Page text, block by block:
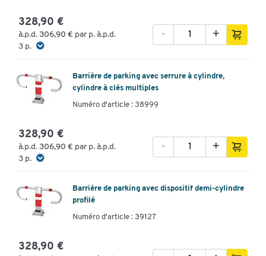
328,90 €
à.p.d. 306,90 € par p. à.p.d.
3 p.
+
-
Barrière de parking avec serrure à cylindre,
cylindre à clés multiples
Numéro d'article : 38999
328,90 €
à.p.d. 306,90 € par p. à.p.d.
3 p.
+
-
Barrière de parking avec dispositif demi-cylindre
profilé
Numéro d'article : 39127
328,90 €